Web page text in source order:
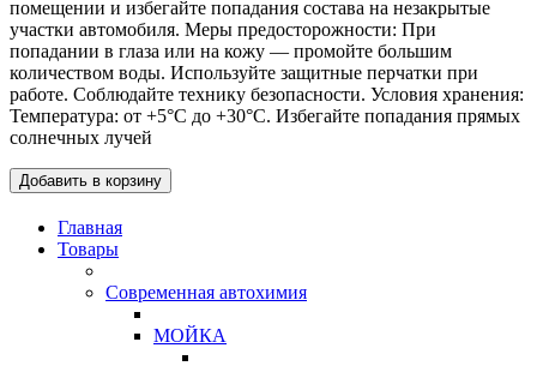
помещении и избегайте попадания состава на незакрытые
участки автомобиля. Меры предосторожности: При
попадании в глаза или на кожу — промойте большим
количеством воды. Используйте защитные перчатки при
работе. Соблюдайте технику безопасности. Условия хранения:
Температура: от +5°C до +30°C. Избегайте попадания прямых
солнечных лучей
Добавить в корзину
Главная
Товары
Современная автохимия
МОЙКА